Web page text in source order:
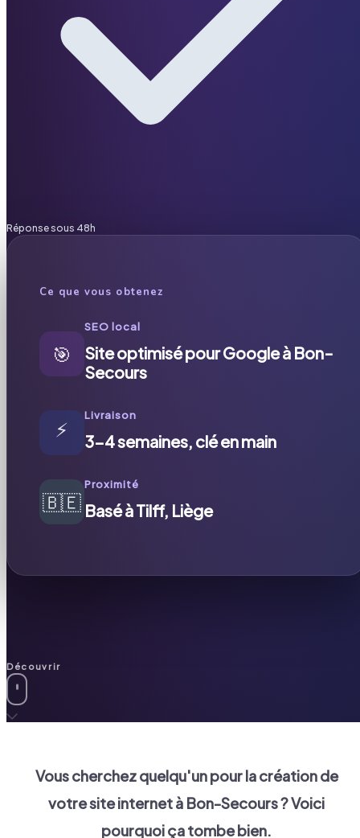
Réponse sous 48h
Ce que vous obtenez
🎯
SEO local
Site optimisé pour Google à Bon-
Secours
⚡
Livraison
3-4 semaines, clé en main
🇧🇪
Proximité
Basé à Tilff, Liège
Découvrir
Vous cherchez quelqu'un pour la création de
votre site internet à Bon-Secours? Voici
pourquoi ça tombe bien.